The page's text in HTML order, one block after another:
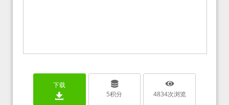
下载
5积分 4834次浏览